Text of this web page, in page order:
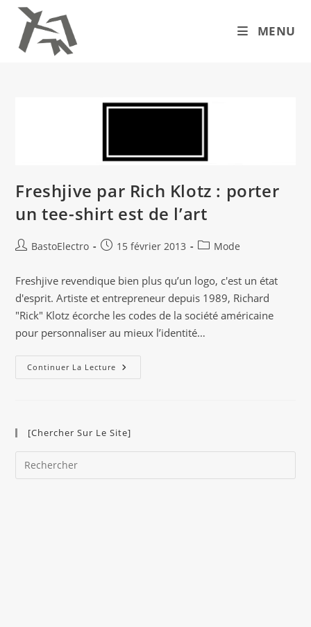
Skip
content
MENU
Freshjive par Rich Klotz : porter
un tee-shirt est de l’art
Auteur/autrice
la
publication :
BastoElectro
Publication
15 février 2013
PostMode
Freshjive revendique bien plus qu’un logo, c'est un état
d'esprit. Artiste et entrepreneur depuis 1989, Richard
"Rick" Klotz écorche les codes de la société américaine
pour personnaliser au mieux l’identité…
Continuer La Lecture Freshjive
Par
Tee-
Est
[Chercher Sur Le Site]